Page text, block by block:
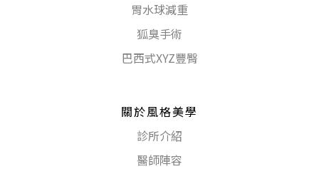
胃水球減重
狐臭手術
巴西式XYZ豐臀
關於風格美學
診所介紹
醫師陣容